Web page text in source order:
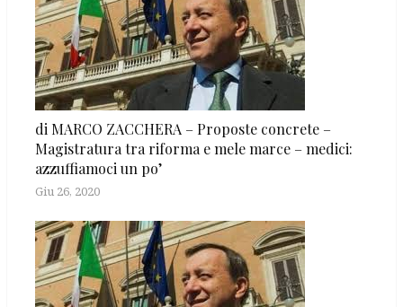
di MARCO ZACCHERA – Proposte concrete –
Magistratura tra riforma e mele marce – medici:
azzuffiamoci un po’
Giu 26, 2020